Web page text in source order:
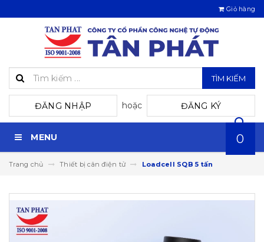
Giỏ hàng
TÌM KIẾM
ĐĂNG NHẬP hoặc ĐĂNG KÝ
MENU 0
Trang chủ Thiết bị cân điện tử Loadcell SQB 5 tấn